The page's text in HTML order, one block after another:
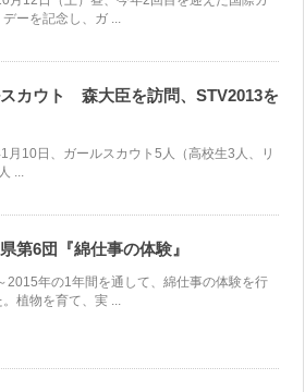
デーを記念し、ガ ...
カウト 森大臣を訪問、STV2013を
月10日、ガールスカウト5人（高校生3人、リ
...
第6団『綿仕事の体験』
2015年の1年間を通して、綿仕事の体験を行
。植物を育て、実 ...